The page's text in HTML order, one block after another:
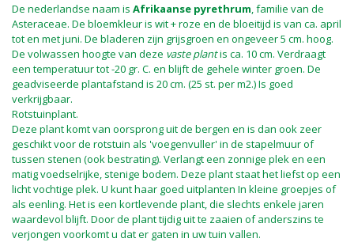
De nederlandse naam is Afrikaanse pyrethrum, familie van de
Asteraceae. De bloemkleur is wit + roze en de bloeitijd is van ca. april
tot en met juni. De bladeren zijn grijsgroen en ongeveer 5 cm. hoog.
De volwassen hoogte van deze vaste plantis ca. 10 cm. Verdraagt
een temperatuur tot -20 gr. C. en blijft de gehele winter groen. De
geadviseerde plantafstand is 20 cm. (25 st. per m2.) Is goed
verkrijgbaar.
Rotstuinplant.
Deze plant komt van oorsprong uit de bergen en is dan ook zeer
geschikt voor de rotstuin als 'voegenvuller' in de stapelmuur of
tussen stenen (ook bestrating). Verlangt een zonnige plek en een
matig voedselrijke, stenige bodem. Deze plant staat het liefst op een
licht vochtige plek. U kunt haar goed uitplanten In kleine groepjes of
als eenling. Het is een kortlevende plant, die slechts enkele jaren
waardevol blijft. Door de plant tijdig uit te zaaien of anderszins te
verjongen voorkomt u dat er gaten in uw tuin vallen.